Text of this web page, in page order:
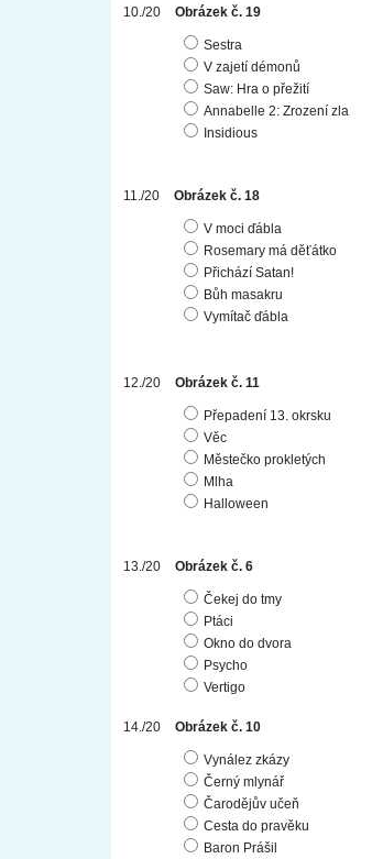
Obrázek č. 19
Sestra
V zajetí démonů
Saw: Hra o přežití
Annabelle 2: Zrození zla
Insidious
Obrázek č. 18
V moci ďábla
Rosemary má děťátko
Přichází Satan!
Bůh masakru
Vymítač ďábla
Obrázek č. 11
Přepadení 13. okrsku
Věc
Městečko prokletých
Mlha
Halloween
Obrázek č. 6
Čekej do tmy
Ptáci
Okno do dvora
Psycho
Vertigo
Obrázek č. 10
Vynález zkázy
Černý mlynář
Čarodějův učeň
Cesta do pravěku
Baron Prášil